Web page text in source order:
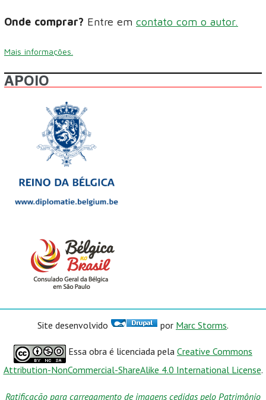
Onde comprar? Entre em contato com o autor.
Mais informações.
APOIO
Site desenvolvido por Marc Storms.
Essa obra é licenciada pela Creative Commons
Attribution-NonCommercial-ShareAlike 4.0 International License.
Ratificação para carregamento de imagens cedidas pelo Patrimônio